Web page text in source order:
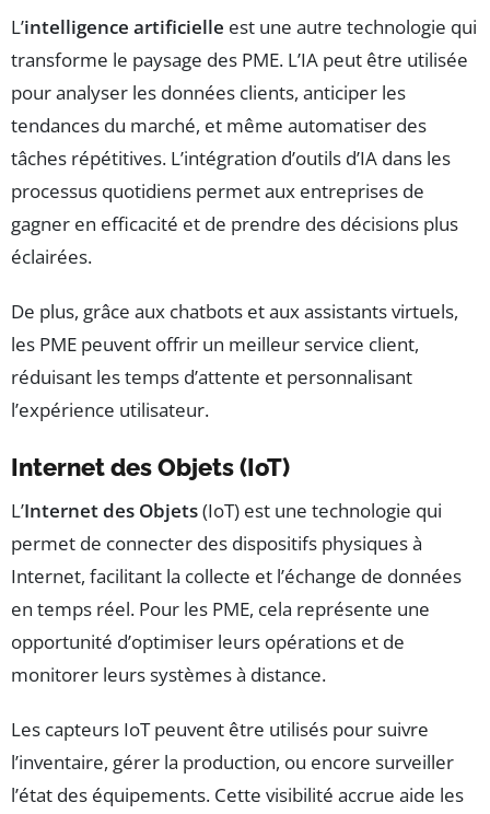
L’intelligence artificielle est une autre technologie qui
transforme le paysage des PME. L’IA peut être utilisée
pour analyser les données clients, anticiper les
tendances du marché, et même automatiser des
tâches répétitives. L’intégration d’outils d’IA dans les
processus quotidiens permet aux entreprises de
gagner en efficacité et de prendre des décisions plus
éclairées.
De plus, grâce aux chatbots et aux assistants virtuels,
les PME peuvent offrir un meilleur service client,
réduisant les temps d’attente et personnalisant
l’expérience utilisateur.
Internet des Objets (IoT)
L’Internet des Objets(IoT) est une technologie qui
permet de connecter des dispositifs physiques à
Internet, facilitant la collecte et l’échange de données
en temps réel. Pour les PME, cela représente une
opportunité d’optimiser leurs opérations et de
monitorer leurs systèmes à distance.
Les capteurs IoT peuvent être utilisés pour suivre
l’inventaire, gérer la production, ou encore surveiller
l’état des équipements. Cette visibilité accrue aide les